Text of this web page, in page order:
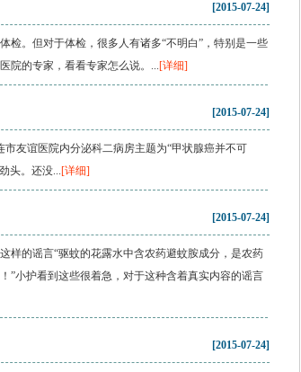
[2015-07-24]
检。但对于体检，很多人有诸多“不明白”，特别是一些
院的专家，看看专家怎么说。...[详细]
[2015-07-24]
市友谊医院内分泌科二病房主题为“甲状腺癌并不可
头。还没...[详细]
[2015-07-24]
样的谣言“驱蚊的花露水中含农药避蚊胺成分，是农药
”小护看到这些很着急，对于这种含着真实内容的谣言
[2015-07-24]